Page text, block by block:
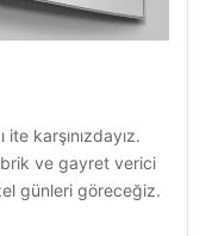
karşınızdayız.
ve gayret verici
günleri göreceğiz.